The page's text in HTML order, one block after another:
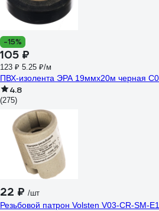
-15%
105 ₽
123 ₽ 5.25 ₽/м
ПВХ-изолента ЭРА 19ммх20м черная
4.8
(275)
22 ₽ /шт
Резьбовой патрон Volsten V03-CR-SM-